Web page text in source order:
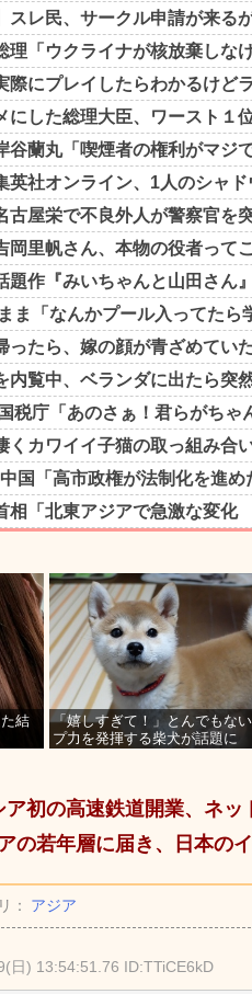
結
「嬉しすぎて！」とんでもな
プ力を発揮する柴犬が話題に
ア初の高速鉄道開業、ネ
の若年層に届き、日本の
： アジア
日) 13:54:51.76 ID:TTiCE6kD